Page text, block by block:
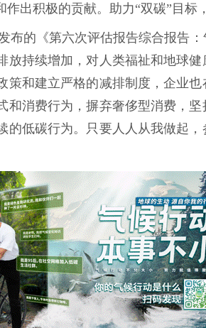
出积极的贡献。助力“双碳”目标
布的《第六次评估报告综合报告
放持续增加，对人类福祉和地球
和建立严格的减排制度，企业
和消费行为，摒弃奢侈型消费，
低碳行为。只要人人从我做起